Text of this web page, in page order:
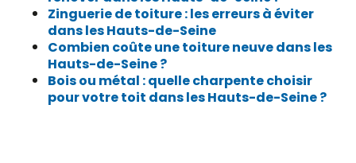
Zinguerie de toiture : les erreurs à éviter
dans les Hauts-de-Seine
Combien coûte une toiture neuve dans les
Hauts-de-Seine ?
Bois ou métal : quelle charpente choisir
pour votre toit dans les Hauts-de-Seine ?